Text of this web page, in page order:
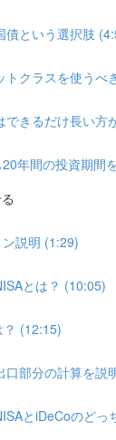
債という選択肢
トクラスを使うべ
できるだけ長い方
年間の投資期間
説明 (1:29)
とは？ (10:05)
(12:15)
口部分の計算を説
とiDeCoのどっ